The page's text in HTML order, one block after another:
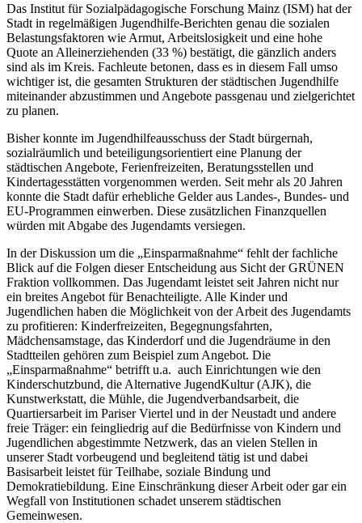
Das Institut für Sozialpädagogische Forschung Mainz (ISM) hat der
Stadt in regelmäßigen Jugendhilfe-Berichten genau die sozialen
Belastungsfaktoren wie Armut, Arbeitslosigkeit und eine hohe
Quote an Alleinerziehenden (33 %) bestätigt, die gänzlich anders
sind als im Kreis. Fachleute betonen, dass es in diesem Fall umso
wichtiger ist, die gesamten Strukturen der städtischen Jugendhilfe
miteinander abzustimmen und Angebote passgenau und zielgerichtet
zu planen.
Bisher konnte im Jugendhilfeausschuss der Stadt bürgernah,
sozialräumlich und beteiligungsorientiert eine Planung der
städtischen Angebote, Ferienfreizeiten, Beratungsstellen und
Kindertagesstätten vorgenommen werden. Seit mehr als 20 Jahren
konnte die Stadt dafür erhebliche Gelder aus Landes-, Bundes- und
EU-Programmen einwerben. Diese zusätzlichen Finanzquellen
würden mit Abgabe des Jugendamts versiegen.
In der Diskussion um die „Einsparmaßnahme“ fehlt der fachliche
Blick auf die Folgen dieser Entscheidung aus Sicht der GRÜNEN
Fraktion vollkommen. Das Jugendamt leistet seit Jahren nicht nur
ein breites Angebot für Benachteiligte. Alle Kinder und
Jugendlichen haben die Möglichkeit von der Arbeit des Jugendamts
zu profitieren: Kinderfreizeiten, Begegnungsfahrten,
Mädchensamstage, das Kinderdorf und die Jugendräume in den
Stadtteilen gehören zum Beispiel zum Angebot. Die
„Einsparmaßnahme“ betrifft u.a. auch Einrichtungen wie den
Kinderschutzbund, die Alternative JugendKultur (AJK), die
Kunstwerkstatt, die Mühle, die Jugendverbandsarbeit, die
Quartiersarbeit im Pariser Viertel und in der Neustadt und andere
freie Träger: ein feingliedrig auf die Bedürfnisse von Kindern und
Jugendlichen abgestimmte Netzwerk, das an vielen Stellen in
unserer Stadt vorbeugend und begleitend tätig ist und dabei
Basisarbeit leistet für Teilhabe, soziale Bindung und
Demokratiebildung. Eine Einschränkung dieser Arbeit oder gar ein
Wegfall von Institutionen schadet unserem städtischen
Gemeinwesen.